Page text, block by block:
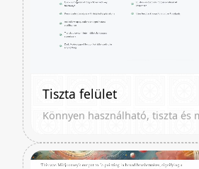
Tiszta felület
Könnyen használható, tiszta és